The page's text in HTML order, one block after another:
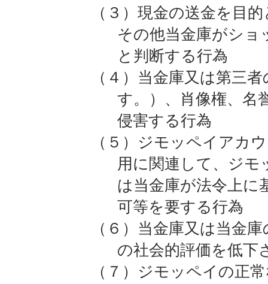
（３）現金の送金を目
その他当金庫がショ
と判断する行為
（４）当金庫又は第三
す。）、肖像権、名
侵害する行為
（５）ジモッペイアカ
用に関連して、ジモ
は当金庫が法令上に
可等を要する行為
（６）当金庫又は当金
の社会的評価を低下
（７）ジモッペイの正